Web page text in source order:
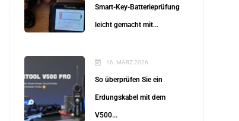
Smart-Key-Batterieprüfung
leicht gemacht mit...
16. MÄRZ 2026
So überprüfen Sie ein
Erdungskabel mit dem
V500...